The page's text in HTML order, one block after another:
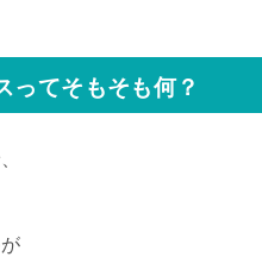
ってそもそも何？